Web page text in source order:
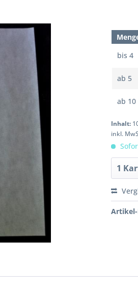
bis4
ab 5
ab 10
Inhalt:
inkl.